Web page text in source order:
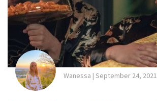
Wanessa | September 24, 2021